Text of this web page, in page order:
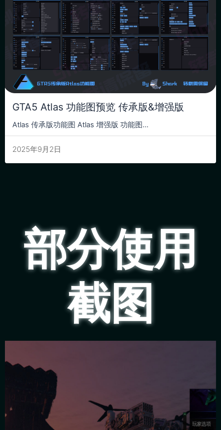
GTA5 Atlas 功能图预览 传承版&增强版
2025年9月2日
Atlas 传承版功能图 Atlas 增强版 功能图...
部分使用
截图